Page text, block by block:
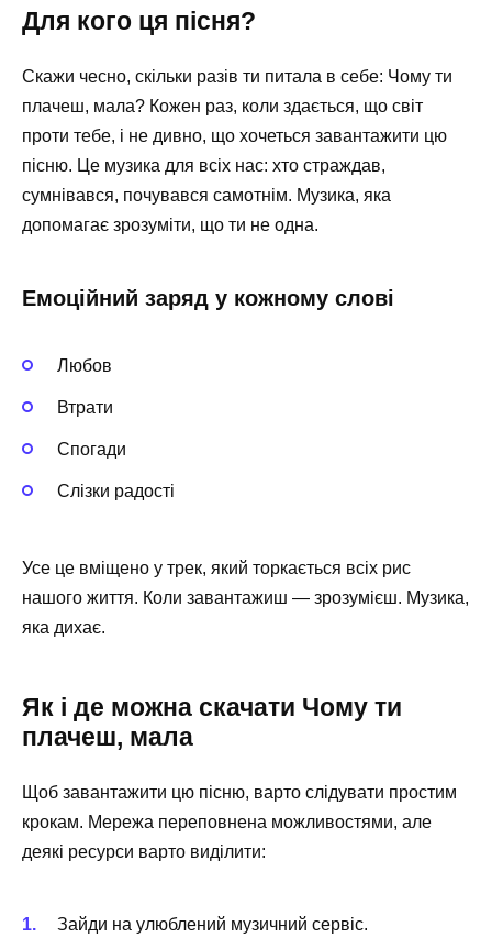
Для кого ця пісня?
Скажи чесно, скільки разів ти питала в себе: Чому ти
плачеш, мала? Кожен раз, коли здається, що світ
проти тебе, і не дивно, що хочеться завантажити цю
пісню. Це музика для всіх нас: хто страждав,
сумнівався, почувався самотнім. Музика, яка
допомагає зрозуміти, що ти не одна.
Емоційний заряд у кожному слові
Любов
Втрати
Спогади
Слізки радості
Усе це вміщено у трек, який торкається всіх рис
нашого життя. Коли завантажиш — зрозумієш. Музика,
яка дихає.
Як і де можна скачати Чому ти
плачеш, мала
Щоб завантажити цю пісню, варто слідувати простим
крокам. Мережа переповнена можливостями, але
деякі ресурси варто виділити:
Зайди на улюблений музичний сервіс.